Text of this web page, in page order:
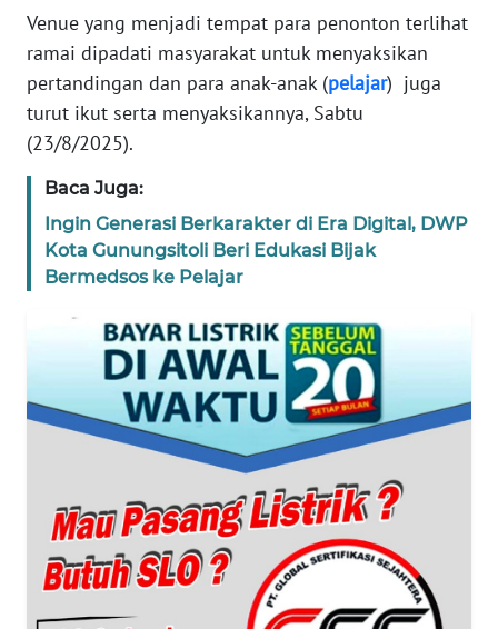
Venue yang menjadi tempat para penonton terlihat
ramai dipadati masyarakat untuk menyaksikan
pertandingan dan para anak-anak (pelajar) juga
turut ikut serta menyaksikannya, Sabtu
(23/8/2025).
Baca Juga:
Ingin Generasi Berkarakter di Era Digital, DWP
Kota Gunungsitoli Beri Edukasi Bijak
Bermedsos ke Pelajar
SIBER
DISCLAIMER
Wahana
Regional
WN
WN
JABAR
WN
BANTEN